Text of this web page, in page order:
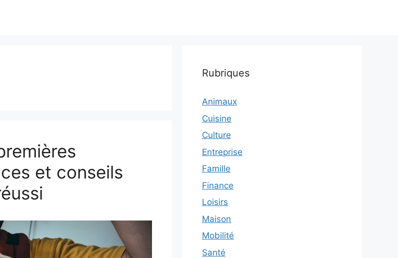
et conseils
Rubriques
Animaux
Cuisine
Culture
Entreprise
Famille
Finance
Loisirs
Maison
Mobilité
Santé